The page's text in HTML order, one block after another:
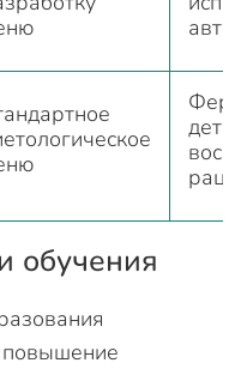
обучения
повышение